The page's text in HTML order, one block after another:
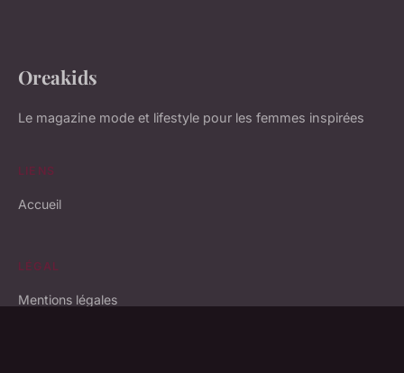
Oreakids
Le magazine mode et lifestyle pour les femmes inspirées
LIENS
Accueil
LÉGAL
Mentions légales